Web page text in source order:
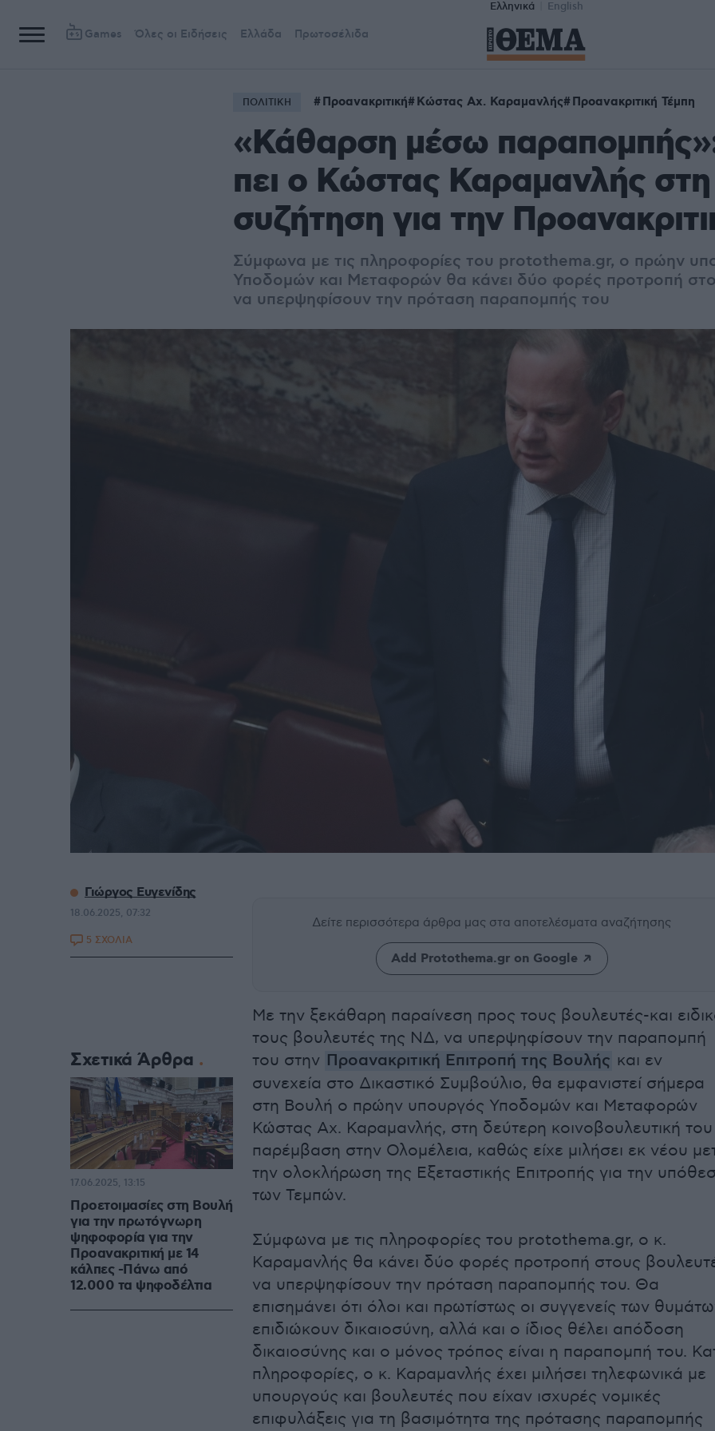
Ελληνικά English
Games Όλες οι Ειδήσεις Ελλάδα Πρωτοσέλιδα
ΠΟΛΙΤΙΚΗ Προανακριτική Κώστας Αχ. Καραμανλής Προανακριτική Τέμπη
«Κάθαρση μέσω
πει ο Κώστας Καραμανλής στη
συζήτηση για την
Σύμφωνα με τις πληροφορίες του protothema.gr, ο πρώην
Υποδομών και Μεταφορών θα κάνει δύο φορές προτροπή
να υπερψηφίσουν την πρόταση παραπομπής του
Δείτε περισσότερα άρθρα μας στα αποτελέσματα αναζήτησης
Add Protothema.gr on Google
Με την ξεκάθαρη παραίνεση προς τους βουλευτές-και
τους βουλευτές της ΝΔ, να υπερψηφίσουν την παραπομπή
του στην Προανακριτική Επιτροπή της Βουλής και εν
συνεχεία στο Δικαστικό Συμβούλιο, θα εμφανιστεί σήμερα
στη Βουλή ο πρώην υπουργός Υποδομών και Μεταφορών
Κώστας Αχ. Καραμανλής, στη δεύτερη κοινοβουλευτική του
παρέμβαση στην Ολομέλεια, καθώς είχε μιλήσει εκ νέου
την ολοκλήρωση της Εξεταστικής Επιτροπής για την
των Τεμπών.
Σύμφωνα με τις πληροφορίες του protothema.gr, ο κ.
Καραμανλής θα κάνει δύο φορές προτροπή στους
να υπερψηφίσουν την πρόταση παραπομπής του. Θα
επισημάνει ότι όλοι και πρωτίστως οι συγγενείς των
επιδιώκουν δικαιοσύνη, αλλά και ο ίδιος θέλει απόδοση
δικαιοσύνης και ο μόνος τρόπος είναι η παραπομπή του.
πληροφορίες, ο κ. Καραμανλής έχει μιλήσει τηλεφωνικά με
υπουργούς και βουλευτές που είχαν ισχυρές νομικές
επιφυλάξεις για τη βασιμότητα της πρότασης παραπομπής
Γιώργος Ευγενίδης
18.06.2025, 07:32
5 ΣΧΟΛΙΑ
Σχετικά Άρθρα
Προετοιμασίες στη Βουλή
για την πρωτόγνωρη
ψηφοφορία για την
Προανακριτική με 14
κάλπες -Πάνω από
12.000 τα ψηφοδέλτια
17.06.2025, 13:15